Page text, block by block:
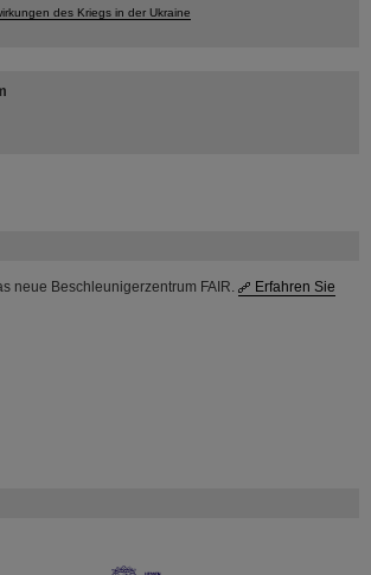
neue Beschleunigerzentrum FAIR.
Erfahren Sie
des Kriegs in der Ukraine